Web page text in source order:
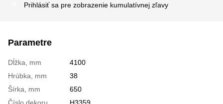
Prihlásiť sa pre zobrazenie kumulatívnej zľavy
Parametre
Dĺžka, mm
4100
Hrúbka, mm
38
Šírka, mm
650
Číslo dekoru
H3359